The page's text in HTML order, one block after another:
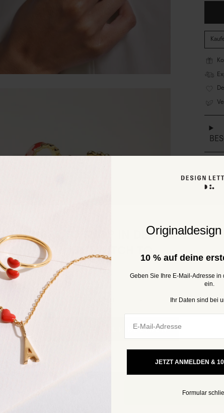
DAS KÖNNTE DIR AUCH GEFALLEN
STAY HERE TO SHOP IN
DEUTSCH - EUR
DANSK - DKK
ICH WILL HIER BLEIBEN
10 % auf deine
Geben Sie Ihre E-Mail-Adresse in
ein.
Ihr Daten sind bei
JETZT ANMELDEN &
Formular